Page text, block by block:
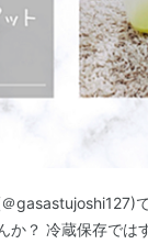
gasastujoshi127)
か？ 冷蔵保存では